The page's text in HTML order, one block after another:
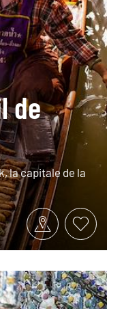
de
la capitale de la